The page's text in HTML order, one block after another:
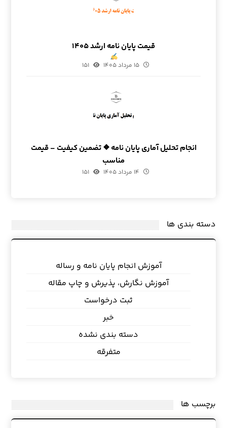
قیمت پایان نامه ارشد ۱۴۰۵
۱۵ مرداد ۱۴۰۵ ۱۵۱
انجام تحلیل آماری پایان نامه ❖ تضمین کیفیت – قیمت
مناسب
۱۴ مرداد ۱۴۰۵ ۱۵۱
دسته بندی ها
آموزش انجام پایان نامه و رساله
آموزش نگارش، پذیرش و چاپ مقاله
ثبت درخواست
خبر
دسته بندی نشده
متفرقه
برچسب ها